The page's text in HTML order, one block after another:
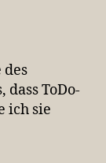
fortgesetzen
des
dass ToDo-
ich sie